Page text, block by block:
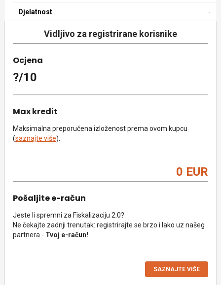
Djelatnost -
Vidljivo za registrirane korisnike
Ocjena
?/10
Max kredit
Maksimalna preporučena izloženost prema ovom kupcu
(saznajte više).
0 EUR
Pošaljite e-račun
Jeste li spremni za Fiskalizaciju 2.0?
Ne čekajte zadnji trenutak: registrirajte se brzo i lako uz našeg
partnera - Tvoj e-račun!
SAZNAJTE VIŠE